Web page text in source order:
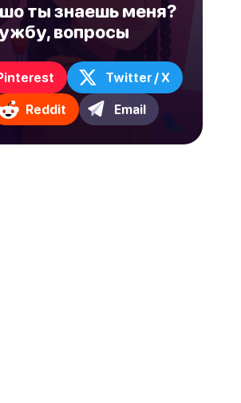
ты знаешь меня?
вопросы
Twitter / X
Reddit Email